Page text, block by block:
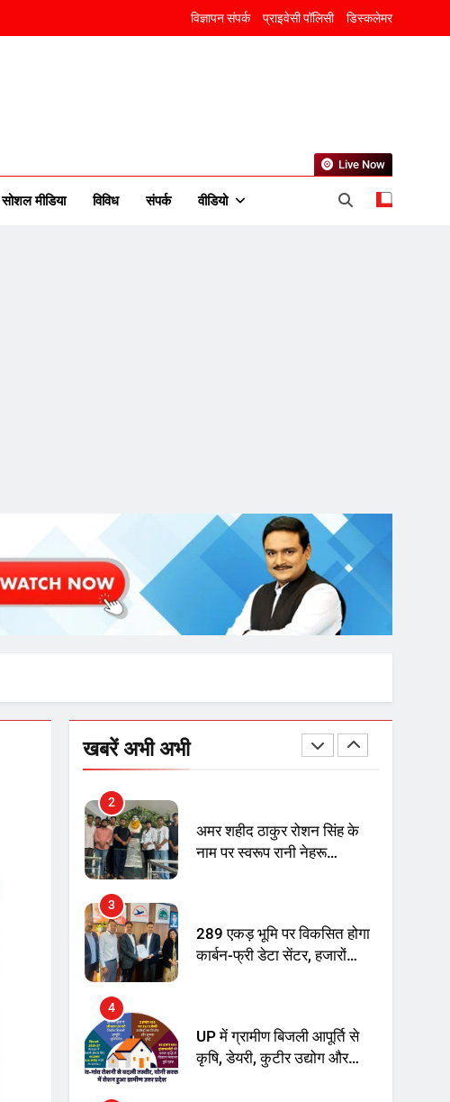
विज्ञापन संपर्क प्राइवेसी पॉलिसी डिस्कलेमर
सोशल मीडिया विविध संपर्क वीडियो
Live Now
खबरें अभी अभी
गाजा युद्धविराम को लेकर बड़ी खबरें
8
चुनाव से पहले लालू परिवार पर बड़ा
1
शहीद ठाकुर रोशन सिंह के नाम पर
2
अमर शहीद ठाकुर रोशन सिंह के
नाम पर स्वरूप रानी नेहरू
3
289 एकड़ भूमि पर विकसित होगा
कार्बन-फ्री डेटा सेंटर, हजारों
4
UP में ग्रामीण बिजली आपूर्ति से
कृषि, डेयरी, कुटीर उद्योग और